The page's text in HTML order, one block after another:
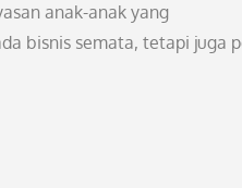
anak-anak yang
bisnis semata, tetapi juga